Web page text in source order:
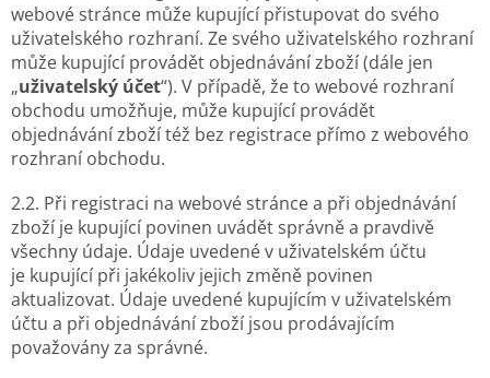
webové stránce může kupující přistupovat do svého
uživatelského rozhraní. Ze svého uživatelského rozhraní
může kupující provádět objednávání zboží (dále jen
„uživatelský účet“). V případě, že to webové rozhraní
obchodu umožňuje, může kupující provádět
objednávání zboží též bez registrace přímo z webového
rozhraní obchodu.
2.2. Při registraci na webové stránce a při objednávání
zboží je kupující povinen uvádět správně a pravdivě
všechny údaje. Údaje uvedené v uživatelském účtu
je kupující při jakékoliv jejich změně povinen
aktualizovat. Údaje uvedené kupujícím v uživatelském
účtu a při objednávání zboží jsou prodávajícím
považovány za správné.